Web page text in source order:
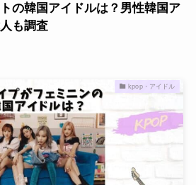
の韓国アイドルは？男性韓国ア
も調査
kpop・アイドル